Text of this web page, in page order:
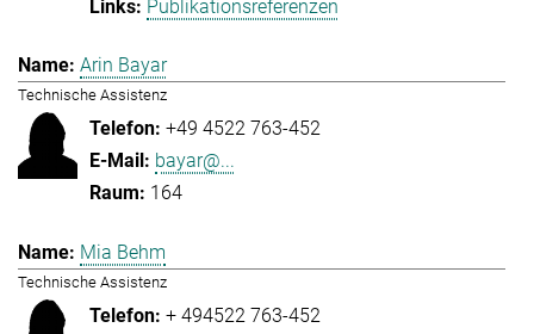
Publikationsreferenzen
Arin Bayar
Technische Assistenz
+49 4522 763-452
bayar@...
164
Mia Behm
Technische Assistenz
+ 494522 763-452